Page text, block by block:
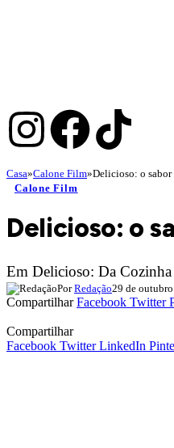
Casa»Calone Film»Delicioso: o sabor
Calone Film
Delicioso: o
Em Delicioso: Da
Por Redação29 de
CompartilharFacebook Twitter
Compartilhar
Facebook Twitter LinkedIn